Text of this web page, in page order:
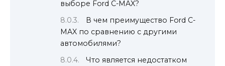
выборе Ford C-MAX?
В чем преимущество Ford C-
MAX по сравнению с другими
автомобилями?
Что является недостатком